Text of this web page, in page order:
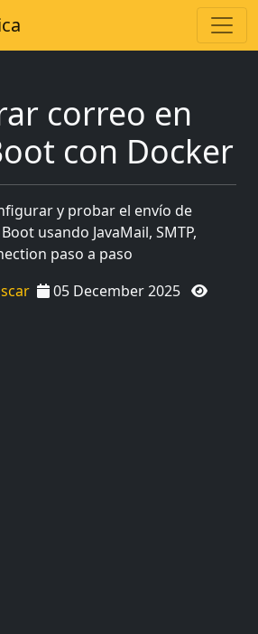
correo en
con Docker
y probar el envío de
usando JavaMail, SMTP,
paso a paso
05 December 2025